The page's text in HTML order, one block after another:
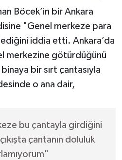
Böcek’in bir Ankara
"Genel merkeze para
iddia etti. Ankara’da
merkezine götürdüğünü
bir sırt çantasıyla
o ana dair,
bu çantayla girdiğini
çantanın doluluk